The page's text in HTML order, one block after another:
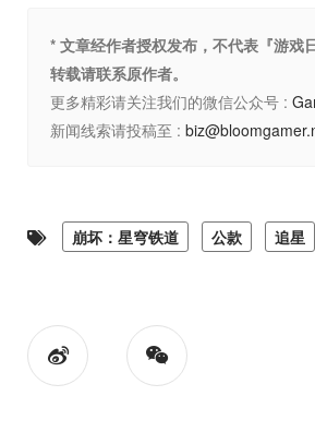
* 文章经作者授权发布，不代表『游戏
转载请联系原作者。
更多精彩请关注我们的微信公众号 :
新闻线索请投稿至 :
崩坏：星穹铁道 公款 追星